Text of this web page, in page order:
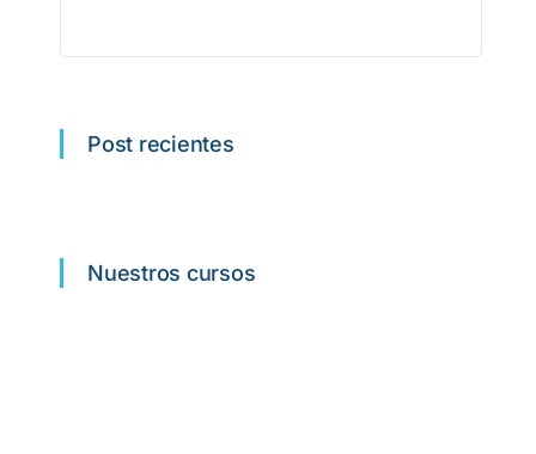
Post recientes
Nuestros cursos